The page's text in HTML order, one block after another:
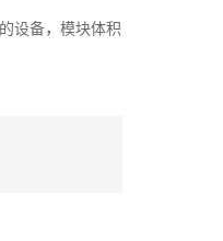
设备，模块体积